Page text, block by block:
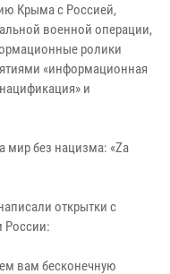
Крыма с Россией,
военной операции,
ролики
«информационная
и
мир без нацизма: «Za
открытки с
России:
вам бесконечную